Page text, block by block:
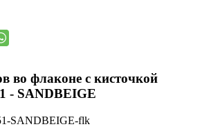
во флаконе с кисточкой
- SANDBEIGE
SANDBEIGE-flk